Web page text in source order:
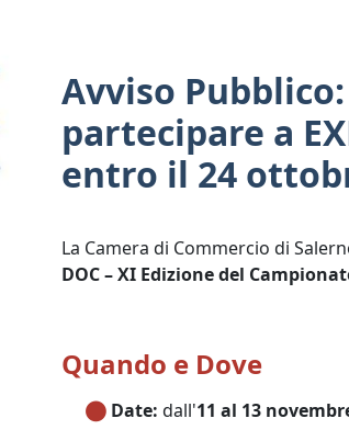
Avviso
partecipare a
entro il 24
La Camera di Commercio di
DOC – XI Edizione del
Quando e Dove
Date: dall'11 al 13